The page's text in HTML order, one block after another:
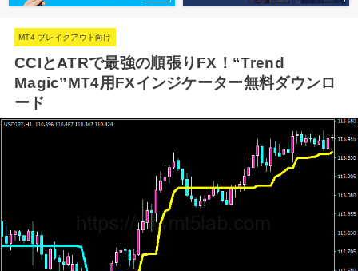
MT4 ブレイクアウト向け
CCIとATRで最強の順張りFX！“Trend
Magic”MT4用FXインジケーター無料ダウンロ
ード